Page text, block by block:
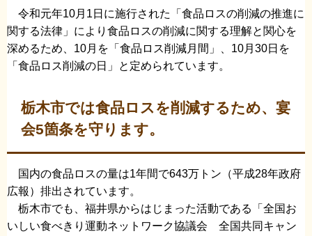
令和元年10月1日に施行された「食品ロスの削減の推進に
関する法律」により食品ロスの削減に関する理解と関心を
深めるため、10月を「食品ロス削減月間」、10月30日を
「食品ロス削減の日」と定められています。
栃木市では食品ロスを削減するため、宴
会5箇条を守ります。
国内の食品ロスの量は1年間で643万トン（平成28年政府
広報）排出されています。
栃木市でも、福井県からはじまった活動である「全国お
いしい食べきり運動ネットワーク協議会 全国共同キャン